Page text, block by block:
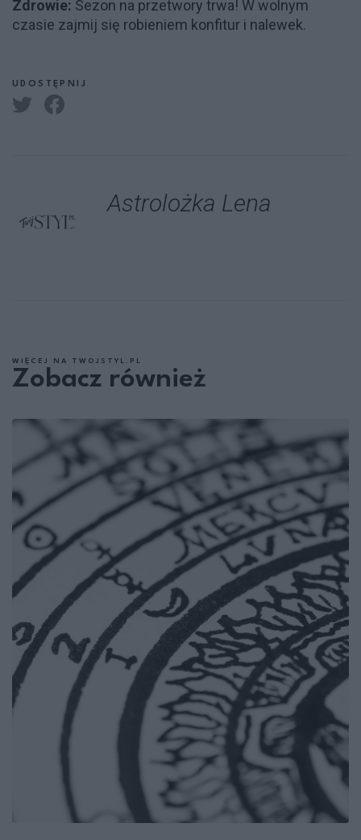
Zdrowie: Sezon na przetwory trwa! W wolnym
czasie zajmij się robieniem konfitur i nalewek.
UDOSTĘPNIJ
Astrolożka Lena
WIĘCEJ NA TWOJSTYL.PL
Zobacz również